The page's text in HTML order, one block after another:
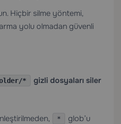
Hiçbir silme yöntemi,
yolu olmadan güvenli
*
gizli dosyaları siler
*
glob’u